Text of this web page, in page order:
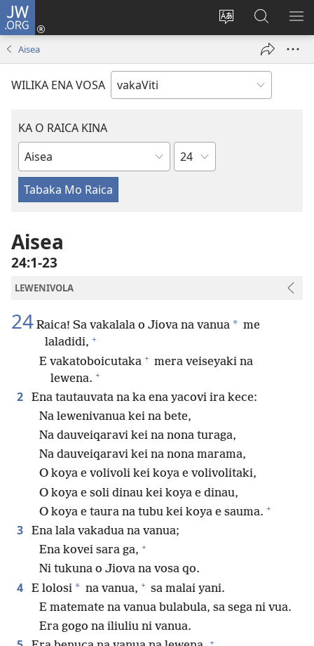
JW.ORG
Veisautaka
Dolava
(opens
Vaqara
ena
JW.ORG
Aisea
WILIKA ENA VOSA
KA O RAICA KINA
iVola
ena
iVolatabu
Wase
Aisea
24:1-23
LEWENIVOLA
24 Raica! Sa vakalala o Jiova na vanua * me
laladidi, +
E vakatoboicutaka + mera veiseyaki na
lewena. +
2
Ena tautauvata na ka ena yacovi ira kece:
Na lewenivanua kei na bete,
Na dauveiqaravi kei na nona turaga,
Na dauveiqaravi kei na nona marama,
O koya e volivoli kei koya e volivolitaki,
O koya e soli dinau kei koya e dinau,
O koya e taura na tubu kei koya e sauma. +
3
Ena lala vakadua na vanua;
Ena kovei sara ga, +
Ni tukuna o Jiova na vosa qo.
4 E lolosi * na vanua, + sa malai yani.
E matemate na vanua bulabula, sa sega ni vua.
Era gogo na iliuliu ni vanua.
+